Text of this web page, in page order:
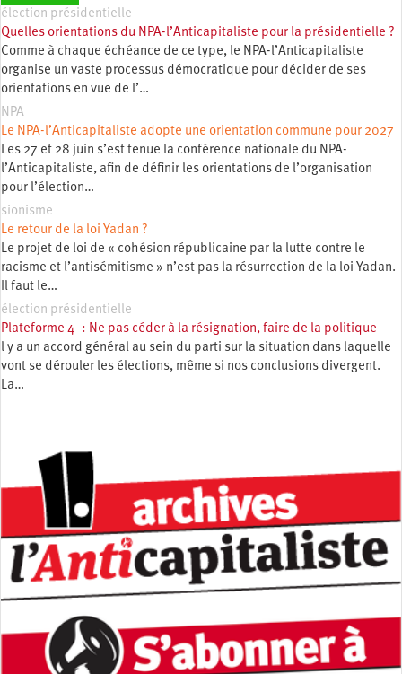
élection présidentielle
Quelles orientations du NPA-l’Anticapitaliste pour la présidentielle ?
Comme à chaque échéance de ce type, le NPA-l’Anticapitaliste
organise un vaste processus démocratique pour décider de ses
orientations en vue de l’…
NPA
Le NPA-l’Anticapitaliste adopte une orientation commune pour 2027
Les 27 et 28 juin s’est tenue la conférence nationale du NPA-
l’Anticapitaliste, afin de définir les orientations de l’organisation
pour l’élection…
sionisme
Le retour de la loi Yadan ?
Le projet de loi de « cohésion républicaine par la lutte contre le
racisme et l’antisémitisme » n’est pas la résurrection de la loi Yadan.
Il faut le…
élection présidentielle
Plateforme 4 : Ne pas céder à la résignation, faire de la politique
l y a un accord général au sein du parti sur la situation dans laquelle
vont se dérouler les élections, même si nos conclusions divergent.
La…